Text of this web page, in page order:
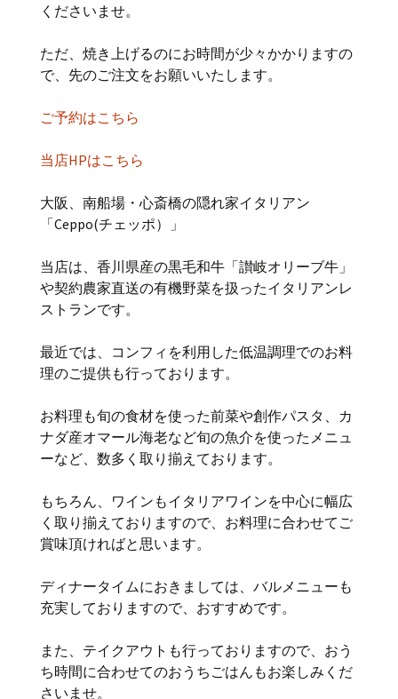
くださいませ。
ただ、焼き上げるのにお時間が少々かかりますの
で、先のご注文をお願いいたします。
ご予約はこちら
当店HPはこちら
大阪、南船場・心斎橋の隠れ家イタリアン
「Ceppo(チェッポ）」
当店は、香川県産の黒毛和牛「讃岐オリーブ牛」
や契約農家直送の有機野菜を扱ったイタリアンレ
ストランです。
最近では、コンフィを利用した低温調理でのお料
理のご提供も行っております。
お料理も旬の食材を使った前菜や創作パスタ、カ
ナダ産オマール海老など旬の魚介を使ったメニュ
ーなど、数多く取り揃えております。
もちろん、ワインもイタリアワインを中心に幅広
く取り揃えておりますので、お料理に合わせてご
賞味頂ければと思います。
ディナータイムにおきましては、バルメニューも
充実しておりますので、おすすめです。
また、テイクアウトも行っておりますので、おう
ち時間に合わせてのおうちごはんもお楽しみくだ
さいませ。